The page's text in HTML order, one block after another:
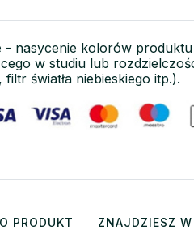
- nasycenie kolorów
w studiu lub
światła niebieskiego itp.).
PRODUKT ZNAJDZIESZ W